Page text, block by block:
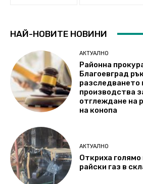
НАЙ-НОВИТЕ НОВИНИ
АКТУАЛНО
Районна
Благоевград
разследването
производства
отглеждане на
на конопа
АКТУАЛНО
Откриха
райски газ в